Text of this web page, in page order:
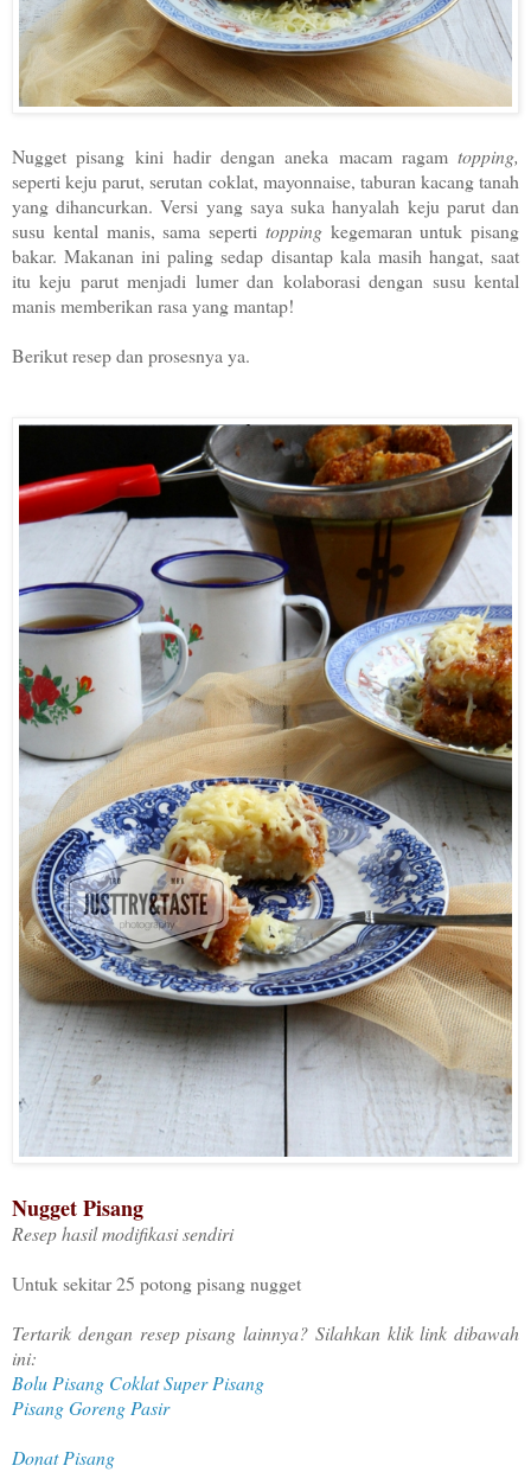
Nugget pisang kini hadir dengan aneka macam ragam topping,
seperti keju parut, serutan coklat, mayonnaise, taburan kacang tanah
yang dihancurkan. Versi yang saya suka hanyalah keju parut dan
susu kental manis, sama seperti toppingkegemaran untuk pisang
bakar. Makanan ini paling sedap disantap kala masih hangat, saat
itu keju parut menjadi lumer dan kolaborasi dengan susu kental
manis memberikan rasa yang mantap!
Berikut resep dan prosesnya ya.
Nugget Pisang
Resep hasil modifikasi sendiri
Untuk sekitar 25 potong pisang nugget
Tertarik dengan resep pisang lainnya? Silahkan klik link dibawah
ini:
Bolu Pisang Coklat Super Pisang
Pisang Goreng Pasir
Donat Pisang